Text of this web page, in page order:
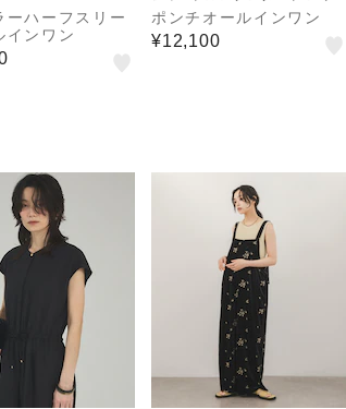
ーハーフスリー
インワン
ーム
ポンチオールインワン
¥12,100